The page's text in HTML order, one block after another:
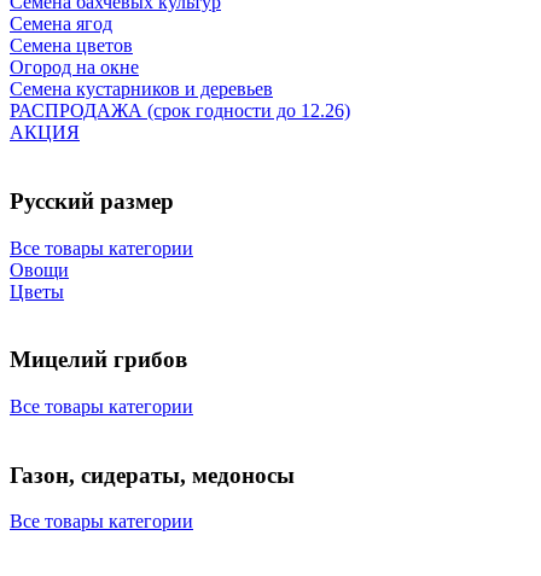
Семена ягод
Семена цветов
Огород на окне
Семена кустарников и деревьев
РАСПРОДАЖА (срок годности до 12.26)
АКЦИЯ
Русский размер
Все товары категории
Овощи
Цветы
Мицелий грибов
Все товары категории
Газон, сидераты, медоносы
Все товары категории